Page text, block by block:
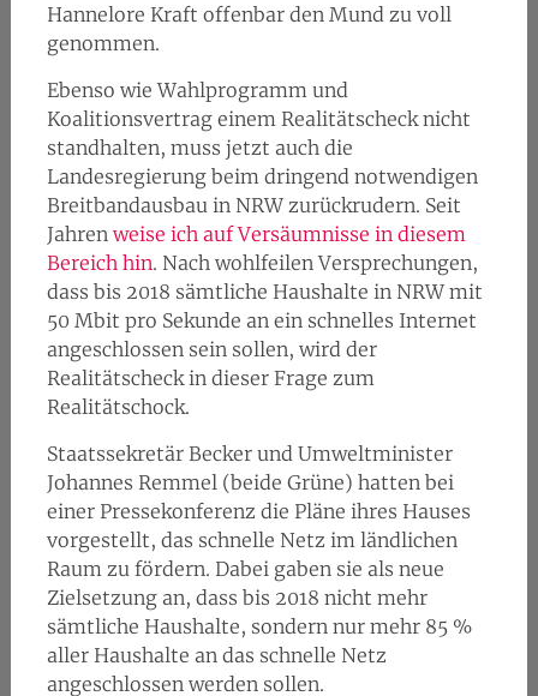
Hannelore Kraft offenbar den Mund zu voll
genommen.
Ebenso wie Wahlprogramm und
Koalitionsvertrag einem Realitätscheck nicht
standhalten, muss jetzt auch die
Landesregierung beim dringend notwendigen
Breitbandausbau in NRW zurückrudern. Seit
Jahren weise ich auf Versäumnisse in diesem
Bereich hin. Nach wohlfeilen Versprechungen,
dass bis 2018 sämtliche Haushalte in NRW mit
50 Mbit pro Sekunde an ein schnelles Internet
angeschlossen sein sollen, wird der
Realitätscheck in dieser Frage zum
Realitätschock.
Staatssekretär Becker und Umweltminister
Johannes Remmel (beide Grüne) hatten bei
einer Pressekonferenz die Pläne ihres Hauses
vorgestellt, das schnelle Netz im ländlichen
Raum zu fördern. Dabei gaben sie als neue
Zielsetzung an, dass bis 2018 nicht mehr
sämtliche Haushalte, sondern nur mehr 85 %
aller Haushalte an das schnelle Netz
angeschlossen werden sollen.